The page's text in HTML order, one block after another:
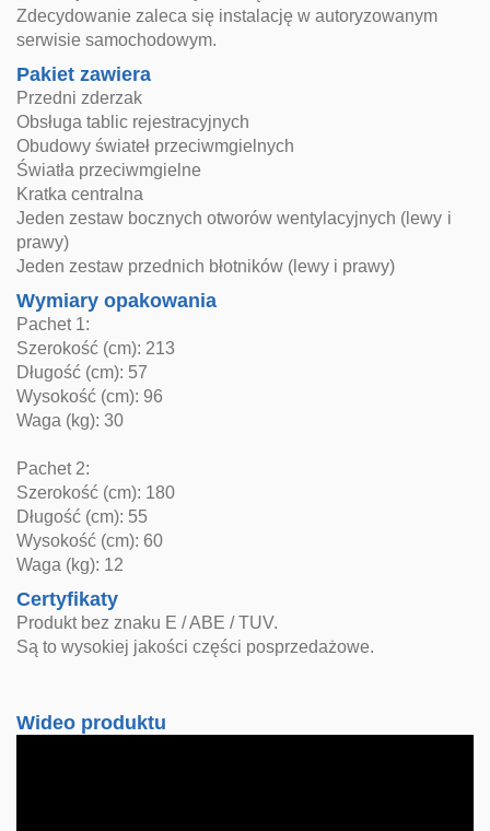
Zdecydowanie zaleca się instalację w autoryzowanym
serwisie samochodowym.
Pakiet zawiera
Przedni zderzak
Obsługa tablic rejestracyjnych
Obudowy świateł przeciwmgielnych
Światła przeciwmgielne
Kratka centralna
Jeden zestaw bocznych otworów wentylacyjnych (lewy i
prawy)
Jeden zestaw przednich błotników (lewy i prawy)
Wymiary opakowania
Pachet 1:
Szerokość (cm): 213
Długość (cm): 57
Wysokość (cm): 96
Waga (kg): 30
Pachet 2:
Szerokość (cm): 180
Długość (cm): 55
Wysokość (cm): 60
Waga (kg): 12
Certyfikaty
Produkt bez znaku E / ABE / TUV.
Są to wysokiej jakości części posprzedażowe.
Wideo produktu